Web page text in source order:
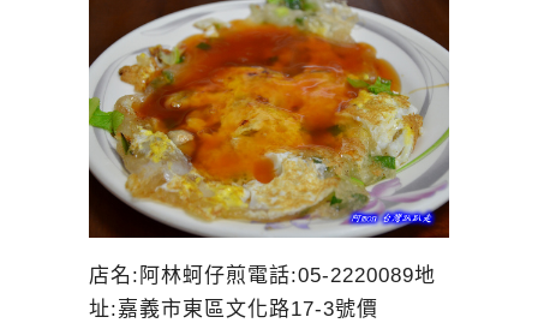
店名:阿林蚵仔煎電話:05-2220089地
址:嘉義市東區文化路17-3號價